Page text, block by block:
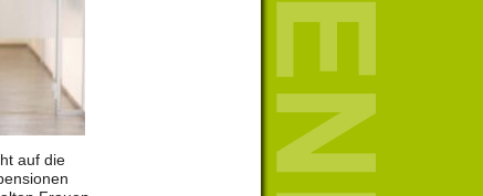
auf die